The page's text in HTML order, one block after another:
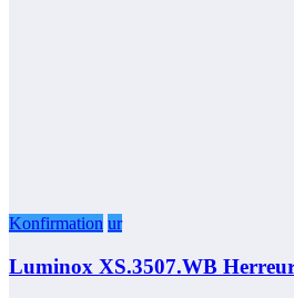
Konfirmation ur
Luminox XS.3507.WB